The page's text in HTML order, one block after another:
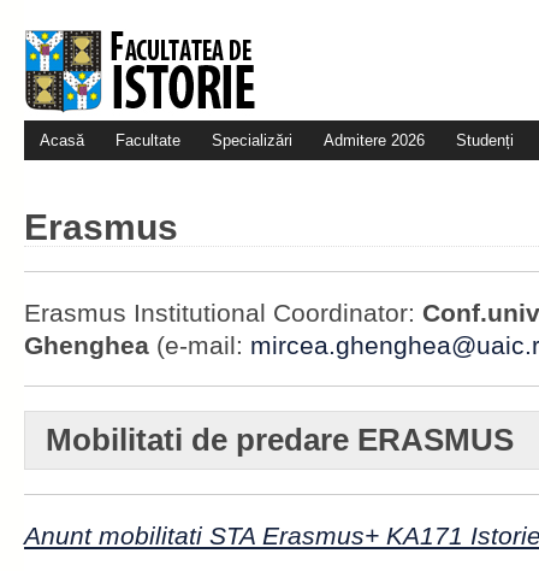
Acasă Facultate Specializări Admitere 2026 Studenți
Erasmus
Erasmus Institutional Coordinator:
Ghenghea (e-mail:
Mobilitati de predare ERASMUS
Anunt mobilitati STA Erasmus+ KA171